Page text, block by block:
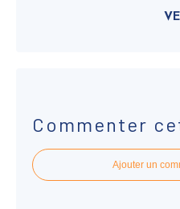
Commenter
Ajouter un